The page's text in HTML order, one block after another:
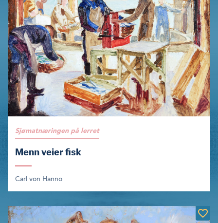
Sjømatnæringen på lerret
Menn veier fisk
Carl von Hanno